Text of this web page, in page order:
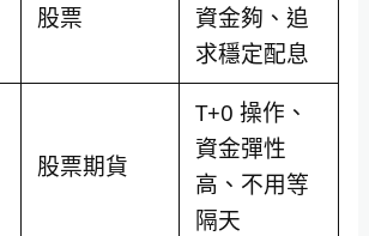
股票
資金夠、追
求穩定配息
股票期貨
T+0 操作、
資金彈性
高、不用等
隔天